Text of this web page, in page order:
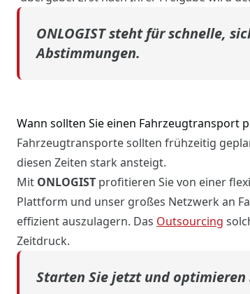
ONLOGIST steht für schnelle,
Abstimmungen.
Wann sollten Sie einen Fahrzeugtransport
Fahrzeugtransporte sollten frühzeitig
diesen Zeiten stark ansteigt.
Mit ONLOGIST profitieren Sie von einer
Plattform und unser großes Netzwerk an
effizient auszulagern. Das Outsourcing
Zeitdruck.
Starten Sie jetzt und